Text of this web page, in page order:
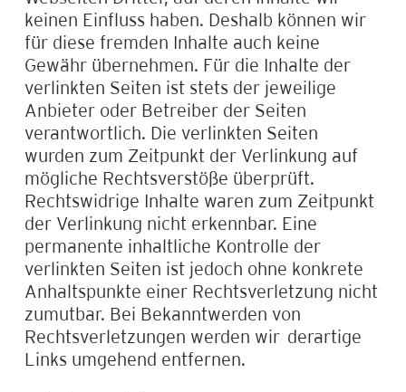
keinen Einfluss haben. Deshalb können wir
für diese fremden Inhalte auch keine
Gewähr übernehmen. Für die Inhalte der
verlinkten Seiten ist stets der jeweilige
Anbieter oder Betreiber der Seiten
verantwortlich. Die verlinkten Seiten
wurden zum Zeitpunkt der Verlinkung auf
mögliche Rechtsverstöße überprüft.
Rechtswidrige Inhalte waren zum Zeitpunkt
der Verlinkung nicht erkennbar. Eine
permanente inhaltliche Kontrolle der
verlinkten Seiten ist jedoch ohne konkrete
Anhaltspunkte einer Rechtsverletzung nicht
zumutbar. Bei Bekanntwerden von
Rechtsverletzungen werden wir derartige
Links umgehend entfernen.